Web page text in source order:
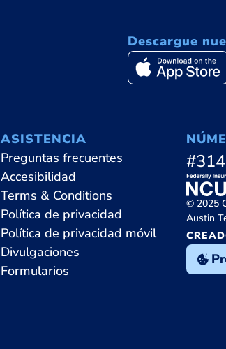
Descargue
ASISTENCIA
Preguntas frecuentes
Accesibilidad
Terms & Conditions
Política de privacidad
Política de privacidad móvil
Divulgaciones
Formularios
© 2025
Austin